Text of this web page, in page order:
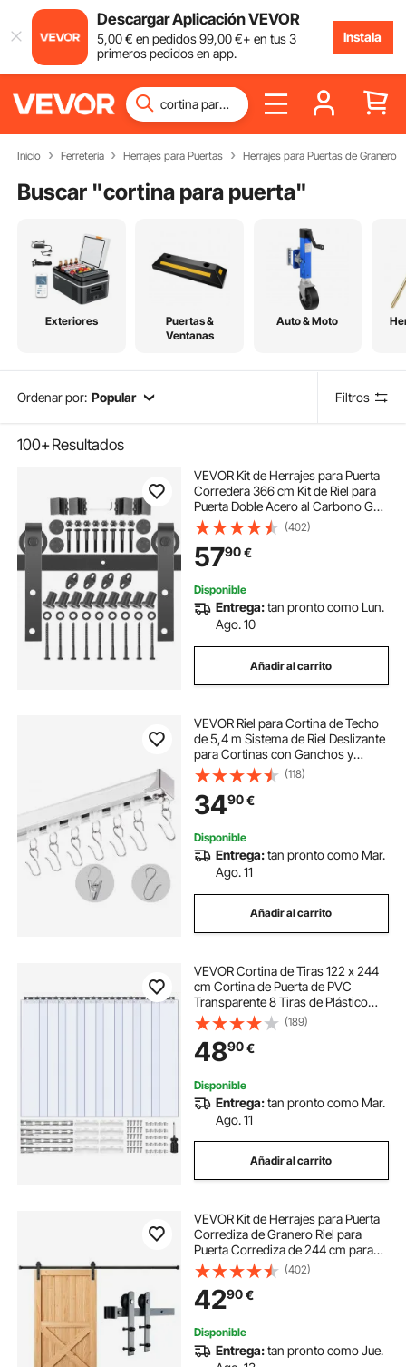
Descargar Aplicación VEVOR
5,00€ en pedidos99,00€+ en tus 3
primeros pedidos en app.
Instala
Inicio Ferretería Herrajes para Puertas Herrajes para Puertas de Granero
Buscar "cortina para puerta"
Exteriores
Puertas &
Ventanas
Auto & Moto
Ordenar por: Popular Filtros
100+Resultados
VEVOR Kit de Herrajes para Puerta
Corredera 366 cm Kit de Riel para
Puerta Doble Acero al Carbono Guía
para Puerta Doble Corredera Carga
150 kg Puerta Máx. 183 cm Espesor
35-45 mm Granero Garaje
(402)
5790€
Disponible
Entrega:tan pronto como Lun.
Ago. 10
Añadir al carrito
VEVOR Riel para Cortina de Techo
de 5,4 m Sistema de Riel Deslizante
para Cortinas con Ganchos y
Herrajes, Riel Divisor de Ambientes
de Montaje en Techo o Pared para
Sala de Estar, Dormitorio, Blanco
(118)
3490€
Disponible
Entrega:tan pronto como Mar.
Ago. 11
Añadir al carrito
VEVOR Cortina de Tiras 122 x 244
cm Cortina de Puerta de PVC
Transparente 8 Tiras de Plástico
Espesor de 2 mm para Puerta de
Cámara Frigorífica, Almacén,
Refrigerador de Supermercado,
Garajes
(189)
4890€
Disponible
Entrega:tan pronto como Mar.
Ago. 11
Añadir al carrito
VEVOR Kit de Herrajes para Puerta
Corrediza de Granero Riel para
Puerta Corrediza de 244 cm para
Una Sola Puerta Ancho 1,12-1,32 m
Espesor 32-45 mm Carga de 150
kg Polea Silenciosa Forma I para
Hogar
(402)
4290€
Disponible
Entrega:tan pronto como Jue.